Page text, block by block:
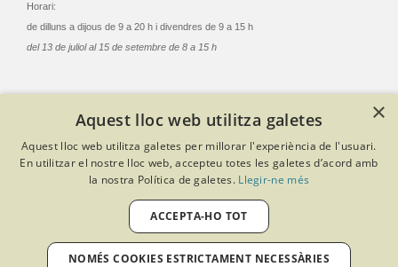
Horari:
de dilluns a dijous de 9 a 20 h i divendres de 9 a 15 h
del 13 de juliol al 15 de setembre de 8 a 15 h
© Col·legi Oficial Infermeres i Infermers de Barcelona
Criteris de privacitat
Política de cookies
Avís legal
Política de protecció de dades
Política de qualitat
Desenvolupat amb Softeng Portal Builder
×
Aquest lloc web utilitza galetes
Aquest lloc web utilitza galetes per millorar l'experiència de l'usuari.
En utilitzar el nostre lloc web, accepteu totes les galetes d’acord amb
la nostra Política de galetes. Llegir-ne més
ACCEPTA-HO TOT
NOMÉS COOKIES ESTRICTAMENT NECESSÀRIES